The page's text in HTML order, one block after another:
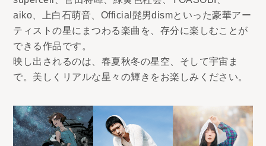
aiko、上白石萌音、Official髭男dismといった豪華アー
ティストの星にまつわる楽曲を、存分に楽しむことが
できる作品です。
映し出されるのは、春夏秋冬の星空、そして宇宙ま
で。美しくリアルな星々の輝きをお楽しみください。